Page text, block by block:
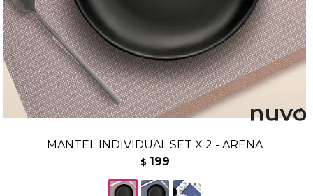
MANTEL INDIVIDUAL SET X 2 - ARENA
$ 199